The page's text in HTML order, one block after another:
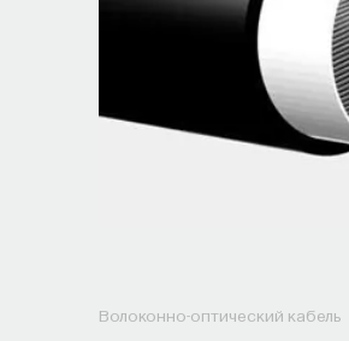
Волоконно-оптический кабель